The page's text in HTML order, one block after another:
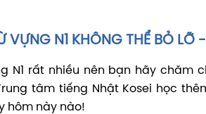
VỰNG N1 KHÔNG THỂ BỎ LỠ
N1 rất nhiều nên bạn hãy chăm
tâm tiếng Nhật Kosei học
hôm này nào!